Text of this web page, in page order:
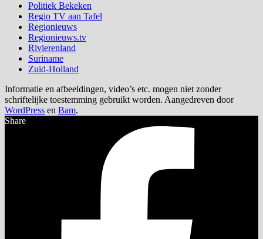
Politiek Bekeken
Regio TV aan Tafel
Regionieuws
Regionieuws.tv
Rivierenland
Suriname
Zuid-Holland
Informatie en afbeeldingen, video’s etc. mogen niet zonder
schriftelijke toestemming gebruikt worden. Aangedreven door
WordPress en Bam.
Share